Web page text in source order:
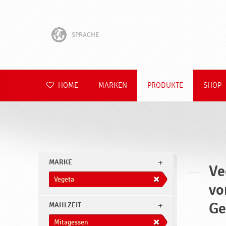
SPRACHE
Hrvatski
Polski
HOME MARKEN PRODUKTE SHOP
MARKE
Vegeta
MAHLZEIT
Mitagessen